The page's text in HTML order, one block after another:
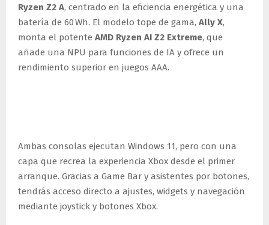
Ryzen Z2 A, centrado en la eficiencia energética y una
batería de 60 Wh. El modelo tope de gama, Ally X,
monta el potente AMD Ryzen AI Z2 Extreme, que
añade una NPU para funciones de IA y ofrece un
rendimiento superior en juegos AAA.
Ambas consolas ejecutan Windows 11, pero con una
capa que recrea la experiencia Xbox desde el primer
arranque. Gracias a Game Bar y asistentes por botones,
tendrás acceso directo a ajustes, widgets y navegación
mediante joystick y botones Xbox.